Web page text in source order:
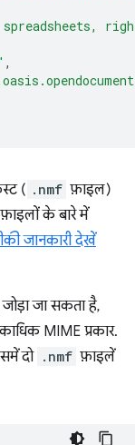
spreadsheets,
,
( .nmf फ़ाइल)
फ़ाइलों के बारे में
जानकारी देखें
जा सकता है,
MIME प्रकार.
दो .nmf फ़ाइलें